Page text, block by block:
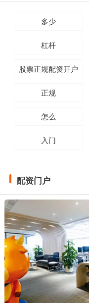
多少
杠杆
股票正规配资开户
正规
怎么
入门
配资门户